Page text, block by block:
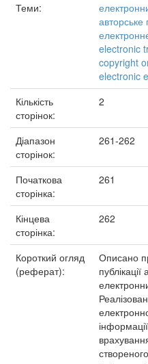
Теми:
авторське
electronic
copyright
electronic
Кількість
сторінок:
2
Діапазон
сторінок:
261-262
Початкова
сторінка:
261
Кінцева
сторінка:
262
Короткий огляд
(реферат):
Описано